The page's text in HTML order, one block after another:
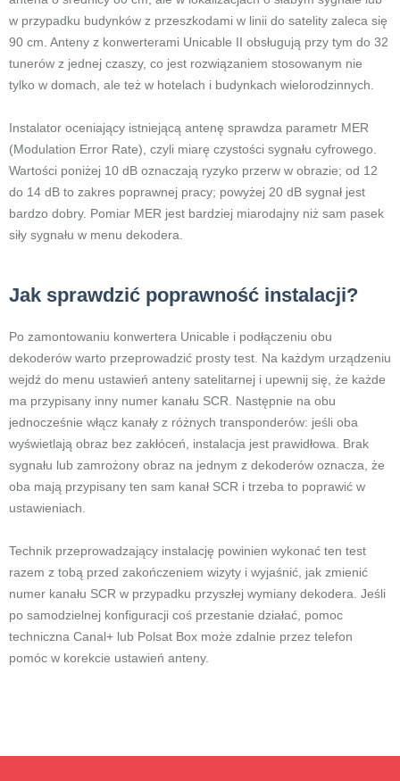
w przypadku budynków z przeszkodami w linii do satelity zaleca się
90 cm. Anteny z konwerterami Unicable II obsługują przy tym do 32
tunerów z jednej czaszy, co jest rozwiązaniem stosowanym nie
tylko w domach, ale też w hotelach i budynkach wielorodzinnych.
Instalator oceniający istniejącą antenę sprawdza parametr MER
(Modulation Error Rate), czyli miarę czystości sygnału cyfrowego.
Wartości poniżej 10 dB oznaczają ryzyko przerw w obrazie; od 12
do 14 dB to zakres poprawnej pracy; powyżej 20 dB sygnał jest
bardzo dobry. Pomiar MER jest bardziej miarodajny niż sam pasek
siły sygnału w menu dekodera.
Jak sprawdzić poprawność instalacji?
Po zamontowaniu konwertera Unicable i podłączeniu obu
dekoderów warto przeprowadzić prosty test. Na każdym urządzeniu
wejdź do menu ustawień anteny satelitarnej i upewnij się, że każde
ma przypisany inny numer kanału SCR. Następnie na obu
jednocześnie włącz kanały z różnych transponderów: jeśli oba
wyświetlają obraz bez zakłóceń, instalacja jest prawidłowa. Brak
sygnału lub zamrożony obraz na jednym z dekoderów oznacza, że
oba mają przypisany ten sam kanał SCR i trzeba to poprawić w
ustawieniach.
Technik przeprowadzający instalację powinien wykonać ten test
razem z tobą przed zakończeniem wizyty i wyjaśnić, jak zmienić
numer kanału SCR w przypadku przyszłej wymiany dekodera. Jeśli
po samodzielnej konfiguracji coś przestanie działać, pomoc
techniczna Canal+ lub Polsat Box może zdalnie przez telefon
pomóc w korekcie ustawień anteny.